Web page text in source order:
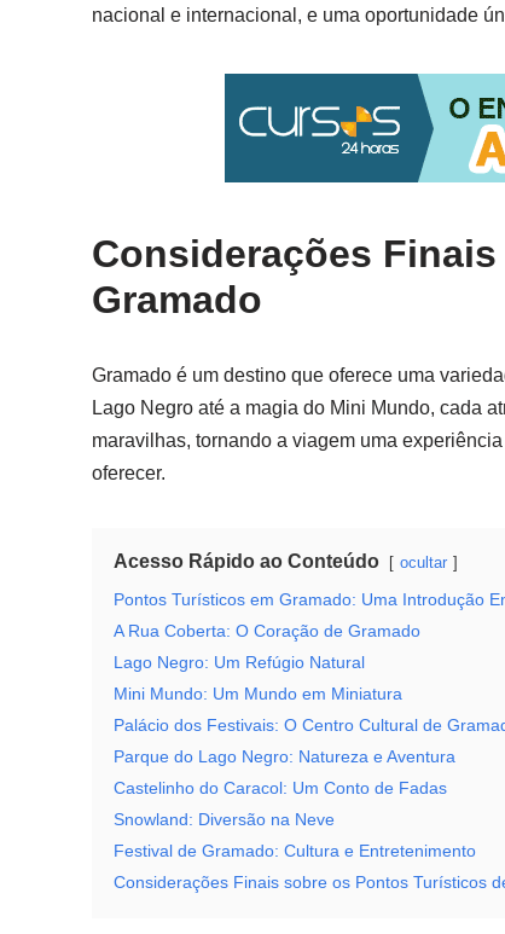
nacional e internacional, e uma oportunidade
Considerações
Gramado
Gramado é um destino que oferece uma
Lago Negro até a magia do Mini Mundo, cada
maravilhas, tornando a viagem uma
oferecer.
Acesso Rápido ao Conteúdo ocultar
Pontos Turísticos em Gramado: Uma Introdução
A Rua Coberta: O Coração de Gramado
Lago Negro: Um Refúgio Natural
Mini Mundo: Um Mundo em Miniatura
Palácio dos Festivais: O Centro Cultural de
Parque do Lago Negro: Natureza e Aventura
Castelinho do Caracol: Um Conto de Fadas
Snowland: Diversão na Neve
Festival de Gramado: Cultura e Entretenimento
Considerações Finais sobre os Pontos Turísticos